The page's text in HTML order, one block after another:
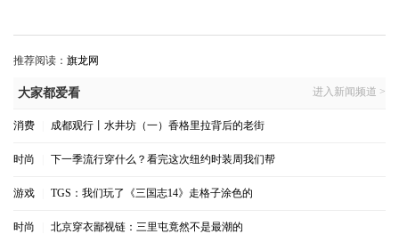
推荐阅读： 旗龙网
大家都爱看 进入新闻频道 >
消费 成都观行丨水井坊（一）香格里拉背后的老街
时尚 下一季流行穿什么？看完这次纽约时装周我们帮
游戏 TGS：我们玩了《三国志14》走格子涂色的
时尚 北京穿衣鄙视链：三里屯竟然不是最潮的